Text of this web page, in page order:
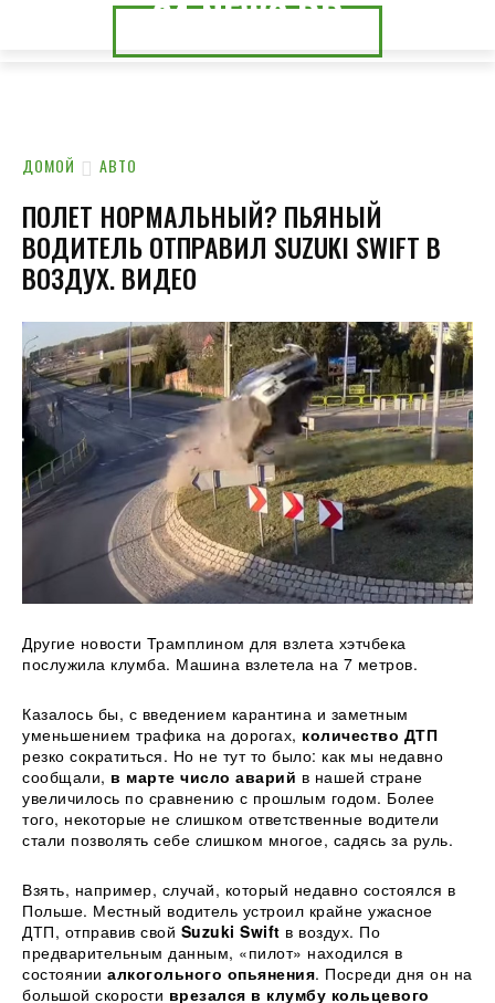
24.NEWS.CK
24.NEWS.DP
ДОМОЙ АВТО
ПОЛЕТ НОРМАЛЬНЫЙ? ПЬЯНЫЙ
ВОДИТЕЛЬ ОТПРАВИЛ SUZUKI SWIFT В
ВОЗДУХ. ВИДЕО
Другие новости Трамплином для взлета хэтчбека
послужила клумба. Машина взлетела на 7 метров.
Казалось бы, с введением карантина и заметным
уменьшением трафика на дорогах, количество ДТП
резко сократиться. Но не тут то было: как мы недавно
сообщали, в марте число аварий в нашей стране
увеличилось по сравнению с прошлым годом. Более
того, некоторые не слишком ответственные водители
стали позволять себе слишком многое, садясь за руль.
Взять, например, случай, который недавно состоялся в
Польше. Местный водитель устроил крайне ужасное
ДТП, отправив свой Suzuki Swift в воздух. По
предварительным данным, «пилот» находился в
состоянии алкогольного опьянения. Посреди дня он на
большой скорости врезался в клумбу кольцевого